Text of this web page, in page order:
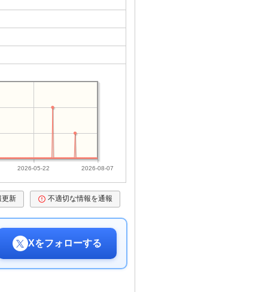
2026-05-22 2026-08-07
更新 不適切な情報を通報
Xをフォローする